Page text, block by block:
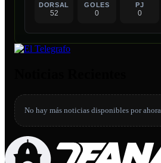
DORSAL
52
GOLES
0
PJ
0
No hay más noticias disponibles por ahora.